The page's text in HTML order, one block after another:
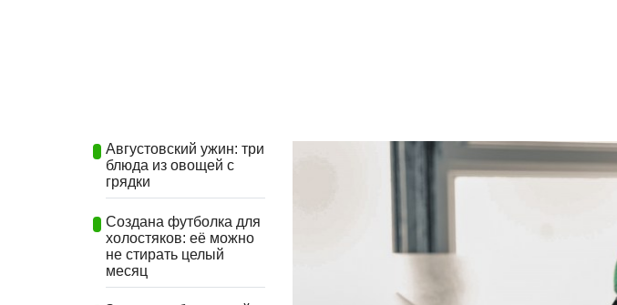
Августовский ужин: три
блюда из овощей с
грядки
Создана футболка для
холостяков: её можно
не стирать целый
месяц